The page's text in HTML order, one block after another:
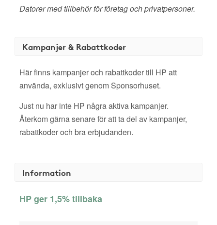
Datorer med tillbehör för företag och privatpersoner.
Kampanjer & Rabattkoder
Här finns kampanjer och rabattkoder till HP att
använda, exklusivt genom Sponsorhuset.
Just nu har inte HP några aktiva kampanjer.
Återkom gärna senare för att ta del av kampanjer,
rabattkoder och bra erbjudanden.
Information
HP ger 1,5% tillbaka